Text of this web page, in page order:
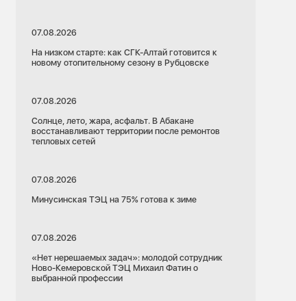
07.08.2026
На низком старте: как СГК-Алтай готовится к
новому отопительному сезону в Рубцовске
07.08.2026
Солнце, лето, жара, асфальт. В Абакане
восстанавливают территории после ремонтов
тепловых сетей
07.08.2026
Минусинская ТЭЦ на 75% готова к зиме
07.08.2026
«Нет нерешаемых задач»: молодой сотрудник
Ново-Кемеровской ТЭЦ Михаил Фатин о
выбранной профессии